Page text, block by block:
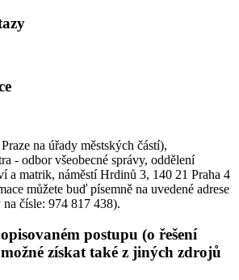
na úřady městských částí),
- odbor všeobecné správy, oddělení
a matrik, náměstí Hrdinů 3, 140 21 Praha 4
můžete buď písemně na uvedené adrese
čísle: 974 817 438).
postupu (o řešení
získat také z jiných zdrojů